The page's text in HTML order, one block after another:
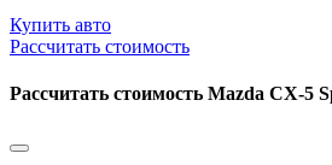
Купить авто
Рассчитать стоимость
Рассчитать стоимость Mazda CX-5